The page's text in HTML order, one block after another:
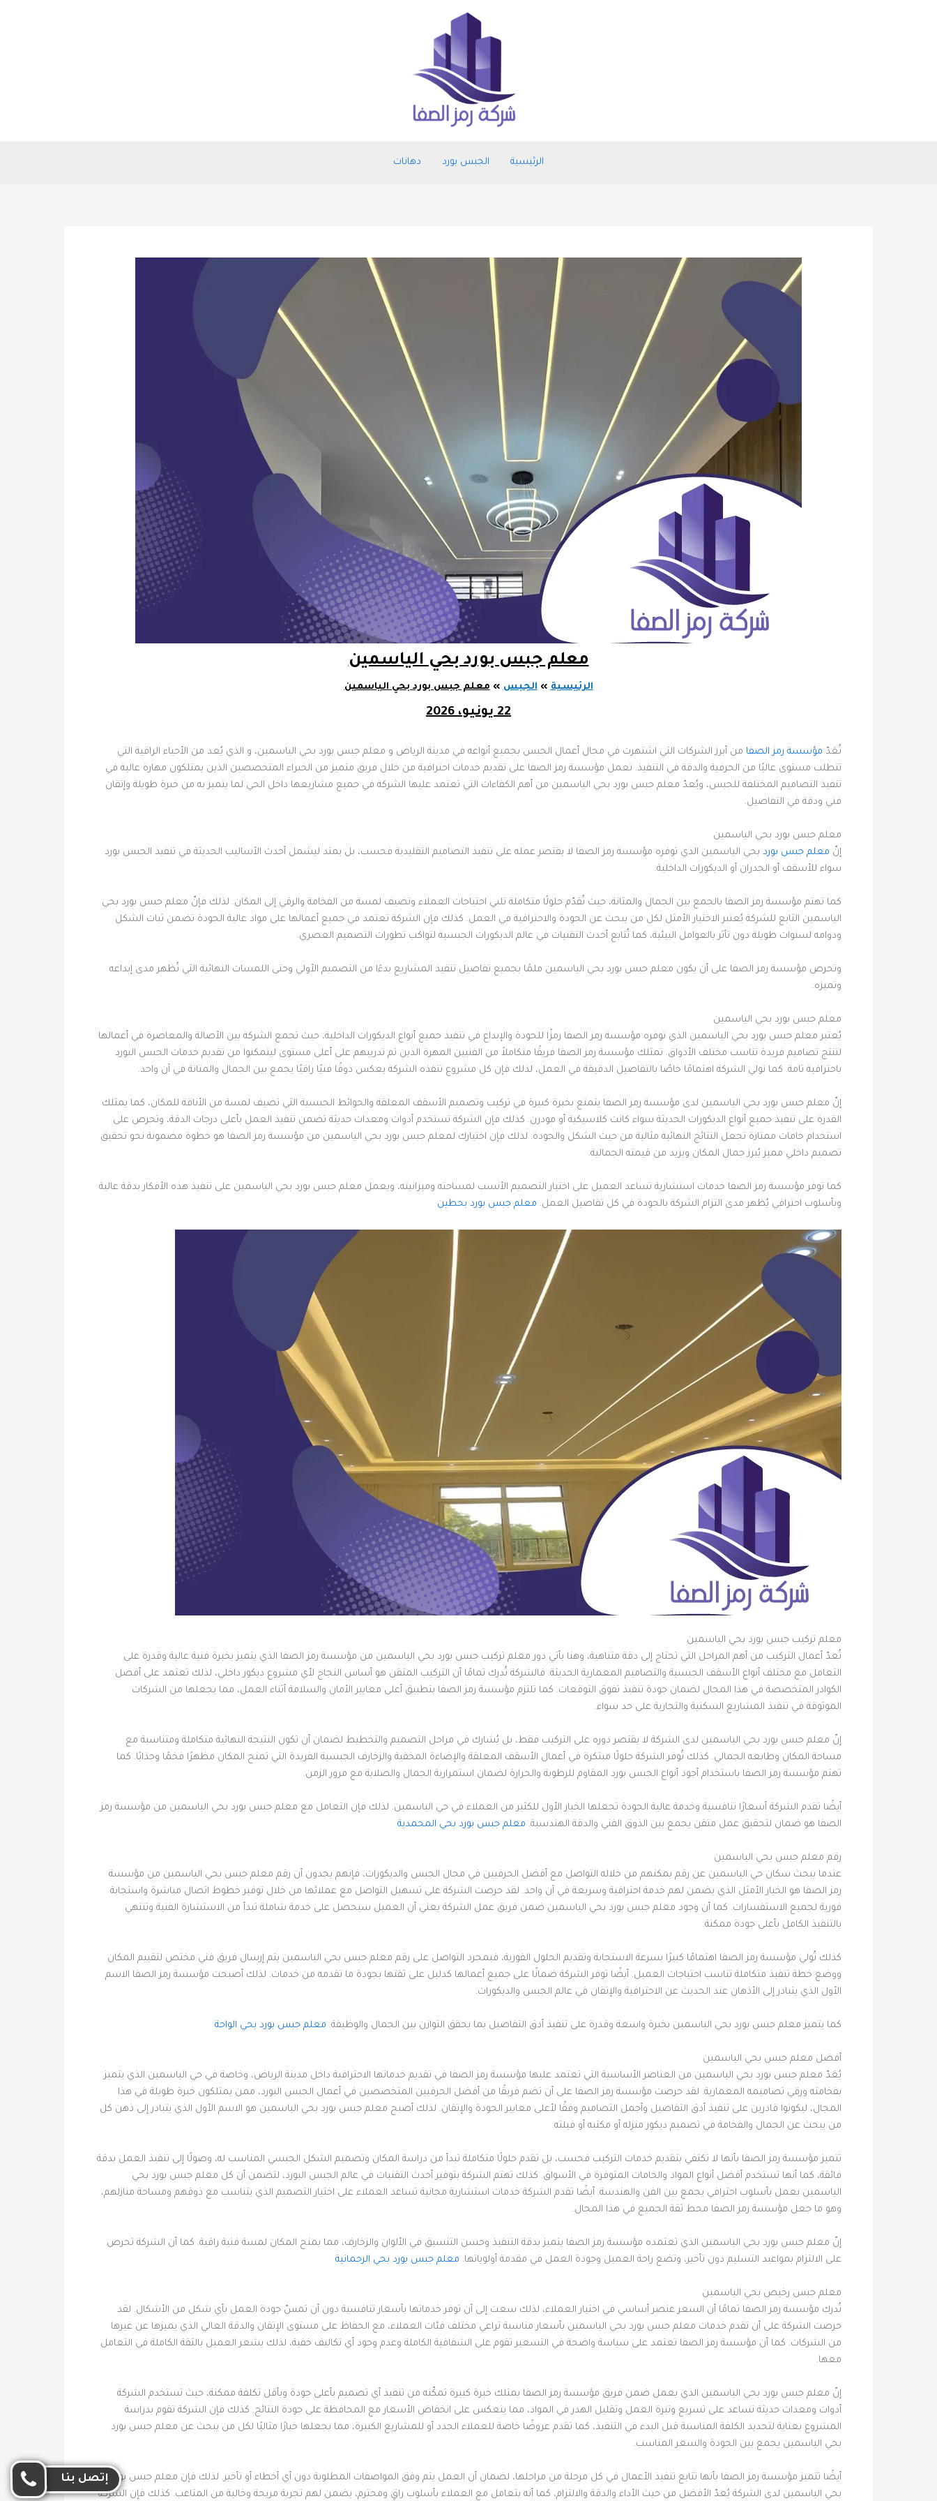
الرئيسية الجبس بورد دهانات
معلم جبس بورد بحي الياسمين
الرئيسية الجبس معلم جبس بورد بحي الياسمين
22 يونيو، 2026
تُعَدّ مؤسسة رمز الصفا من أبرز الشركات التي اشتهرت في مجال أعمال الجبس بجميع أنواعه في مدينة الرياض و معلم جبس بورد بحي الياسمين، و الذي يُعد من الأحياء الراقية التي
تتطلب مستوى عاليًا من الحرفية والدقة في التنفيذ. تعمل مؤسسة رمز الصفا على تقديم خدمات احترافية من خلال فريق متميز من الخبراء المتخصصين الذين يمتلكون مهارة عالية في
تنفيذ التصاميم المختلفة للجبس، ويُعدّ معلم جبس بورد بحي الياسمين من أهم الكفاءات التي تعتمد عليها الشركة في جميع مشاريعها داخل الحي لما يتميز به من خبرة طويلة وإتقان
فني ودقة في التفاصيل.
معلم جبس بورد بحي الياسمين
إنّ معلم جبس بورد بحي الياسمين الذي توفره مؤسسة رمز الصفا لا يقتصر عمله على تنفيذ التصاميم التقليدية فحسب، بل يمتد ليشمل أحدث الأساليب الحديثة في تنفيذ الجبس بورد
سواء للأسقف أو الجدران أو الديكورات الداخلية.
كما تهتم مؤسسة رمز الصفا بالجمع بين الجمال والمتانة، حيث تُقدّم حلولًا متكاملة تلبي احتياجات العملاء وتضيف لمسة من الفخامة والرقي إلى المكان. لذلك فإنّ معلم جبس بورد بحي
الياسمين التابع للشركة يُعتبر الاختيار الأمثل لكل من يبحث عن الجودة والاحترافية في العمل. كذلك فإن الشركة تعتمد في جميع أعمالها على مواد عالية الجودة تضمن ثبات الشكل
ودوامه لسنوات طويلة دون تأثر بالعوامل البيئية، كما تُتابع أحدث التقنيات في عالم الديكورات الجبسية لتواكب تطورات التصميم العصري.
وتحرص مؤسسة رمز الصفا على أن يكون معلم جبس بورد بحي الياسمين ملمًا بجميع تفاصيل تنفيذ المشاريع بدءًا من التصميم الأولي وحتى اللمسات النهائية التي تُظهر مدى إبداعه
وتميزه.
معلم جبس بورد بحي الياسمين
يُعتبر معلم جبس بورد بحي الياسمين الذي توفره مؤسسة رمز الصفا رمزًا للجودة والإبداع في تنفيذ جميع أنواع الديكورات الداخلية، حيث تجمع الشركة بين الأصالة والمعاصرة في أعمالها
لتنتج تصاميم فريدة تناسب مختلف الأذواق. تمتلك مؤسسة رمز الصفا فريقًا متكاملاً من الفنيين المهرة الذين تم تدريبهم على أعلى مستوى ليتمكنوا من تقديم خدمات الجبس البورد
باحترافية تامة. كما تولي الشركة اهتمامًا خاصًا بالتفاصيل الدقيقة في العمل، لذلك فإن كل مشروع تنفذه الشركة يعكس ذوقًا فنيًا راقيًا يجمع بين الجمال والمتانة في آن واحد.
إنّ معلم جبس بورد بحي الياسمين لدى مؤسسة رمز الصفا يتمتع بخبرة كبيرة في تركيب وتصميم الأسقف المعلقة والحوائط الجبسية التي تضيف لمسة من الأناقة للمكان، كما يمتلك
القدرة على تنفيذ جميع أنواع الديكورات الحديثة سواء كانت كلاسيكية أو مودرن. كذلك فإن الشركة تستخدم أدوات ومعدات حديثة تضمن تنفيذ العمل بأعلى درجات الدقة، وتحرص على
استخدام خامات ممتازة تجعل النتائج النهائية مثالية من حيث الشكل والجودة. لذلك فإن اختيارك لمعلم جبس بورد بحي الياسمين من مؤسسة رمز الصفا هو خطوة مضمونة نحو تحقيق
تصميم داخلي مميز يُبرز جمال المكان ويزيد من قيمته الجمالية.
كما توفر مؤسسة رمز الصفا خدمات استشارية تساعد العميل على اختيار التصميم الأنسب لمساحته وميزانيته، ويعمل معلم جبس بورد بحي الياسمين على تنفيذ هذه الأفكار بدقة عالية
وبأسلوب احترافي يُظهر مدى التزام الشركة بالجودة في كل تفاصيل العمل. معلم جبس بورد بحطين
معلم تركيب جبس بورد بحي الياسمين
تُعدّ أعمال التركيب من أهم المراحل التي تحتاج إلى دقة متناهية، وهنا يأتي دور معلم تركيب جبس بورد بحي الياسمين من مؤسسة رمز الصفا الذي يتميز بخبرة فنية عالية وقدرة على
التعامل مع مختلف أنواع الأسقف الجبسية والتصاميم المعمارية الحديثة. فالشركة تُدرك تمامًا أن التركيب المتقن هو أساس النجاح لأي مشروع ديكور داخلي، لذلك تعتمد على أفضل
الكوادر المتخصصة في هذا المجال لضمان جودة تنفيذ تفوق التوقعات. كما تلتزم مؤسسة رمز الصفا بتطبيق أعلى معايير الأمان والسلامة أثناء العمل، مما يجعلها من الشركات
الموثوقة في تنفيذ المشاريع السكنية والتجارية على حد سواء.
إنّ معلم جبس بورد بحي الياسمين لدى الشركة لا يقتصر دوره على التركيب فقط، بل يُشارك في مراحل التصميم والتخطيط لضمان أن تكون النتيجة النهائية متكاملة ومتناسبة مع
مساحة المكان وطابعه الجمالي. كذلك تُوفر الشركة حلولًا مبتكرة في أعمال الأسقف المعلقة والإضاءة المخفية والزخارف الجبسية الفريدة التي تمنح المكان مظهرًا فخمًا وجذابًا. كما
تهتم مؤسسة رمز الصفا باستخدام أجود أنواع الجبس بورد المقاوم للرطوبة والحرارة لضمان استمرارية الجمال والصلابة مع مرور الزمن.
أيضًا تقدم الشركة أسعارًا تنافسية وخدمة عالية الجودة تجعلها الخيار الأول للكثير من العملاء في حي الياسمين. لذلك فإن التعامل مع معلم جبس بورد بحي الياسمين من مؤسسة رمز
الصفا هو ضمان لتحقيق عمل متقن يجمع بين الذوق الفني والدقة الهندسية. معلم جبس بورد بحي المحمدية
رقم معلم جبس بحي الياسمين
عندما يبحث سكان حي الياسمين عن رقم يمكنهم من خلاله التواصل مع أفضل الحرفيين في مجال الجبس والديكورات، فإنهم يجدون أن رقم معلم جبس بحي الياسمين من مؤسسة
رمز الصفا هو الخيار الأمثل الذي يضمن لهم خدمة احترافية وسريعة في آن واحد. لقد حرصت الشركة على تسهيل التواصل مع عملائها من خلال توفير خطوط اتصال مباشرة واستجابة
فورية لجميع الاستفسارات. كما أن وجود معلم جبس بورد بحي الياسمين ضمن فريق عمل الشركة يعني أن العميل سيحصل على خدمة شاملة تبدأ من الاستشارة الفنية وتنتهي
بالتنفيذ الكامل بأعلى جودة ممكنة.
كذلك تُولي مؤسسة رمز الصفا اهتمامًا كبيرًا بسرعة الاستجابة وتقديم الحلول الفورية، فبمجرد التواصل على رقم معلم جبس بحي الياسمين يتم إرسال فريق فني مختص لتقييم المكان
ووضع خطة تنفيذ متكاملة تناسب احتياجات العميل. أيضًا توفر الشركة ضمانًا على جميع أعمالها كدليل على ثقتها بجودة ما تقدمه من خدمات. لذلك أصبحت مؤسسة رمز الصفا الاسم
الأول الذي يتبادر إلى الأذهان عند الحديث عن الاحترافية والإتقان في عالم الجبس والديكورات.
كما يتميز معلم جبس بورد بحي الياسمين بخبرة واسعة وقدرة على تنفيذ أدق التفاصيل بما يحقق التوازن بين الجمال والوظيفة. معلم جبس بورد بحي الواحة
أفضل معلم جبس بحي الياسمين
يُعَدّ معلم جبس بورد بحي الياسمين من العناصر الأساسية التي تعتمد عليها مؤسسة رمز الصفا في تقديم خدماتها الاحترافية داخل مدينة الرياض، وخاصة في حي الياسمين الذي يتميز
بفخامته ورقي تصاميمه المعمارية. لقد حرصت مؤسسة رمز الصفا على أن تضم فريقًا من أفضل الحرفيين المتخصصين في أعمال الجبس البورد، ممن يمتلكون خبرة طويلة في هذا
المجال، ليكونوا قادرين على تنفيذ أدق التفاصيل وأجمل التصاميم وفقًا لأعلى معايير الجودة والإتقان. لذلك أصبح معلم جبس بورد بحي الياسمين هو الاسم الأول الذي يتبادر إلى ذهن كل
من يبحث عن الجمال والفخامة في تصميم ديكور منزله أو مكتبه أو فيلته.
تتميز مؤسسة رمز الصفا بأنها لا تكتفي بتقديم خدمات التركيب فحسب، بل تقدم حلولًا متكاملة تبدأ من دراسة المكان وتصميم الشكل الجبسي المناسب له، وصولًا إلى تنفيذ العمل بدقة
فائقة، كما أنها تستخدم أفضل أنواع المواد والخامات المتوفرة في الأسواق. كذلك تهتم الشركة بتوفير أحدث التقنيات في عالم الجبس البورد، لتضمن أن كل معلم جبس بورد بحي
الياسمين يعمل بأسلوب احترافي يجمع بين الفن والهندسة. أيضًا تقدم الشركة خدمات استشارية مجانية تساعد العملاء على اختيار التصميم الذي يتناسب مع ذوقهم ومساحة منازلهم،
وهو ما جعل مؤسسة رمز الصفا محط ثقة الجميع في هذا المجال.
إنّ معلم جبس بورد بحي الياسمين الذي تعتمده مؤسسة رمز الصفا يتميز بدقة التنفيذ وحسن التنسيق في الألوان والزخارف، مما يمنح المكان لمسة فنية راقية. كما أن الشركة تحرص
على الالتزام بمواعيد التسليم دون تأخير، وتضع راحة العميل وجودة العمل في مقدمة أولوياتها. معلم جبس بورد بحي الرحمانية
معلم جبس رخيص بحي الياسمين
تُدرك مؤسسة رمز الصفا تمامًا أن السعر عنصر أساسي في اختيار العملاء، لذلك سعت إلى أن توفر خدماتها بأسعار تنافسية دون أن تمسّ جودة العمل بأي شكل من الأشكال. لقد
حرصت الشركة على أن تقدم خدمات معلم جبس بورد بحي الياسمين بأسعار مناسبة تراعي مختلف فئات العملاء، مع الحفاظ على مستوى الإتقان والدقة العالي الذي يميزها عن غيرها
من الشركات. كما أن مؤسسة رمز الصفا تعتمد على سياسة واضحة في التسعير تقوم على الشفافية الكاملة وعدم وجود أي تكاليف خفية، لذلك يشعر العميل بالثقة الكاملة في التعامل
معها.
إنّ معلم جبس بورد بحي الياسمين الذي يعمل ضمن فريق مؤسسة رمز الصفا يمتلك خبرة كبيرة تمكّنه من تنفيذ أي تصميم بأعلى جودة وبأقل تكلفة ممكنة، حيث تستخدم الشركة
أدوات ومعدات حديثة تساعد على تسريع وتيرة العمل وتقليل الهدر في المواد، مما ينعكس على انخفاض الأسعار مع المحافظة على جودة النتائج. كذلك فإن الشركة تقوم بدراسة
المشروع بعناية لتحديد الكلفة المناسبة قبل البدء في التنفيذ، كما تقدم عروضًا خاصة للعملاء الجدد أو للمشاريع الكبيرة، مما يجعلها خيارًا مثاليًا لكل من يبحث عن معلم جبس بورد
بحي الياسمين يجمع بين الجودة والسعر المناسب.
أيضًا تتميز مؤسسة رمز الصفا بأنها تتابع تنفيذ الأعمال في كل مرحلة من مراحلها، لضمان أن العمل يتم وفق المواصفات المطلوبة دون أي أخطاء أو تأخير. لذلك فإن معلم جبس بورد
بحي الياسمين لدى الشركة يُعدّ الأفضل من حيث الأداء والدقة والالتزام، كما أنه يتعامل مع العملاء بأسلوب راقٍ ومحترم، يضمن لهم تجربة مريحة وخالية من المتاعب. كذلك فإن الشركة
إتصل بنا